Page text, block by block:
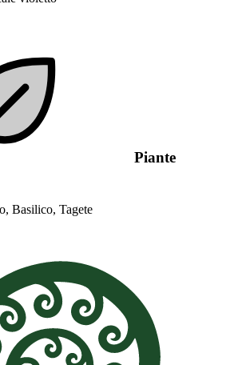
Piante
Basilico, Tagete